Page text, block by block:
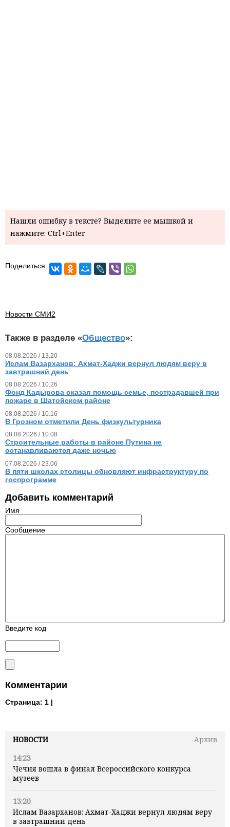
НОВОСТИ
Архив
14:23
Чечня вошла в финал Всероссийского конкурса
музеев
13:20
Ислам Вазарханов: Ахмат-Хаджи вернул людям веру
в завтрашний день
Нашли ошибку в тексте? Выделите ее мышкой и
нажмите: Ctrl+Enter
Поделиться:
Новости СМИ2
Также в разделе «Общество»:
08.08.2026 / 13.20
Ислам Вазарханов: Ахмат-Хаджи вернул людям веру в
завтрашний день
08.08.2026 / 10.26
Фонд Кадырова оказал помощь семье, пострадавшей при
пожаре в Шатойском районе
08.08.2026 / 10.16
В Грозном отметили День физкультурника
08.08.2026 / 10.08
Строительные работы в районе Путина не
останавливаются даже ночью
07.08.2026 / 23.06
В пяти школах столицы обновляют инфраструктуру по
госпрограмме
Добавить комментарий
Имя
Сообщение
Введите код
Комментарии
Страница: 1 |